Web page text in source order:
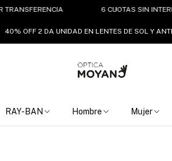
6 CUOTAS SIN INTERES
40% OFF 2 DA UNIDAD EN LENTES DE SOL Y
RAY-BAN Hombre Mujer